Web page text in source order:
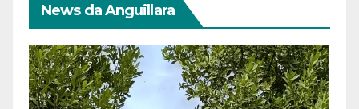
News da Anguillara